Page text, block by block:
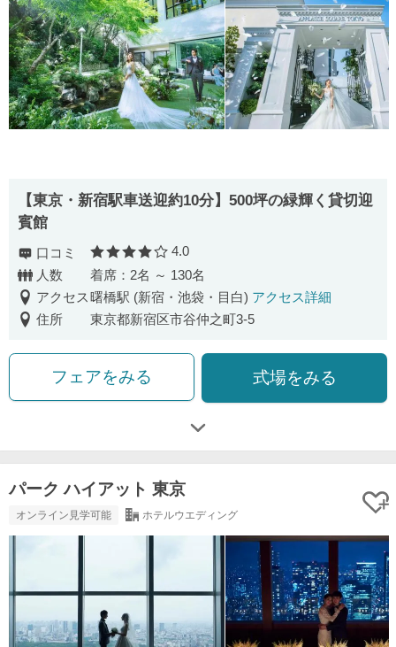
【東京・新宿駅車送迎約10分】500坪の緑輝く貸切迎
賓館
口コミ 口コミ評価
4.0
人数
着席：2名 ～ 130名
アクセス 曙橋駅 (新宿・池袋・目白) アクセス詳細
住所
東京都新宿区市谷仲之町3‐5
フェアをみる 式場をみる
パーク ハイアット 東京
オンライン見学可能 ホテルウエディング